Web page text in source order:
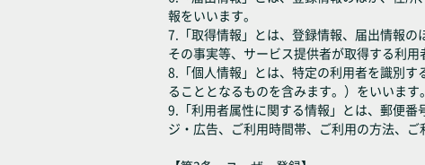
報をいいます。
7.「取得情報」とは、登録情報、届出情報
その事実等、サービス提供者が取得する利用
8.「個人情報」とは、特定の利用者を識別
ることとなるものを含みます。）をいいます。
9.「利用者属性に関する情報」とは、郵便
ジ・広告、ご利用時間帯、ご利用の方法、